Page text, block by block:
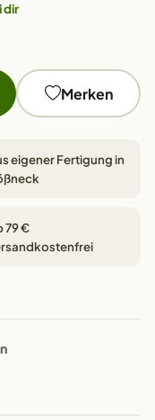
dir
Merken
eigener Fertigung in
79 €